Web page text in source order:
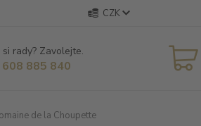
CZK
rady? Zavolejte.
885 840
de la Choupette